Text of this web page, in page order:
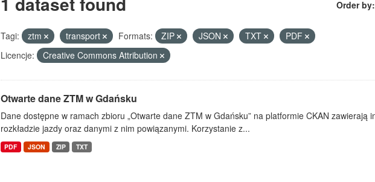
Order by
Tagi: ztm transport Formats: ZIP JSON TXT
PDF
Licencje:
Creative Commons Attribution
Otwarte dane ZTM w Gdańsku
Dane dostępne w ramach zbioru „Otwarte dane ZTM w Gdańsku” na platformie CKAN zawierają
rozkładzie jazdy oraz danymi z nim powiązanymi. Korzystanie z...
PDF JSON ZIP TXT